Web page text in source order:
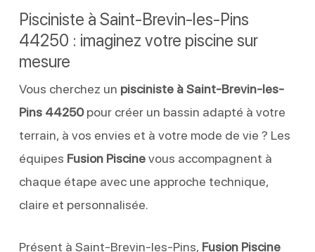
Pisciniste à Saint-Brevin-les-Pins
44250 : imaginez votre piscine sur
mesure
Vous cherchez un pisciniste à Saint-Brevin-les-
Pins 44250pour créer un bassin adapté à votre
terrain, à vos envies et à votre mode de vie ? Les
équipes Fusion Piscinevous accompagnent à
chaque étape avec une approche technique,
claire et personnalisée.
Présent à Saint-Brevin-les-Pins, Fusion Piscine